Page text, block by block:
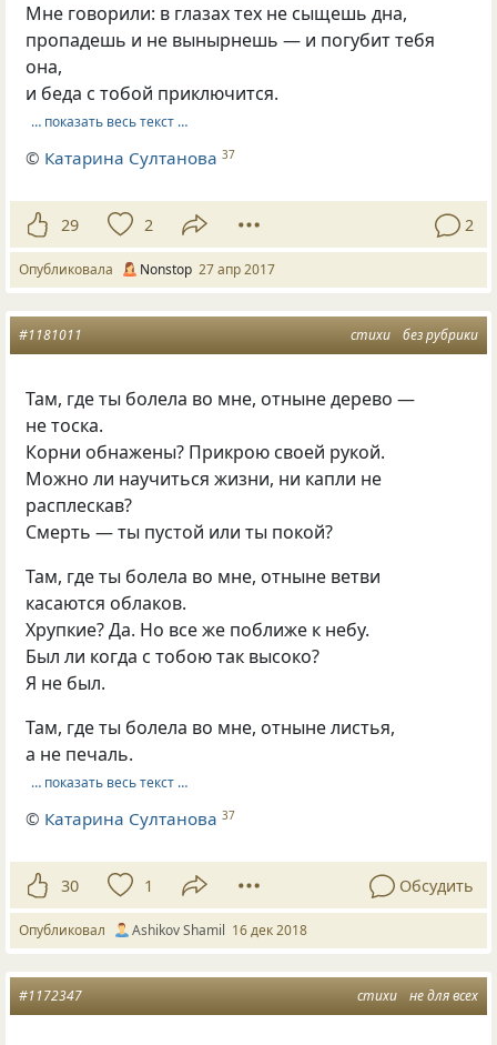
Мне говорили: в глазах тех не сыщешь дна,
пропадешь и не вынырнешь — и погубит тебя
она,
и беда с тобой приключится.
… показать весь текст …
© Катарина Султанова 37
29 2 2
Опубликовала Nonstop 27 апр 2017
стихи без рубрики
#1181011
Там, где ты болела во мне, отныне дерево —
не тоска.
Корни обнажены? Прикрою своей рукой.
Можно ли научиться жизни, ни капли не
расплескав?
Смерть — ты пустой или ты покой?
Там, где ты болела во мне, отныне ветви
касаются облаков.
Хрупкие? Да. Но все же поближе к небу.
Был ли когда с тобою так высоко?
Я не был.
Там, где ты болела во мне, отныне листья,
а не печаль.
… показать весь текст …
© Катарина Султанова 37
30 1 Обсудить
Опубликовал Ashikov Shamil 16 дек 2018
стихи не для всех
#1172347